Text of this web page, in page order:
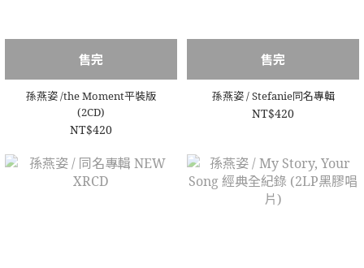
售完
孫燕姿 /the Moment平裝版
(2CD)
NT$420
售完
孫燕姿 / Stefanie同名專輯
NT$420